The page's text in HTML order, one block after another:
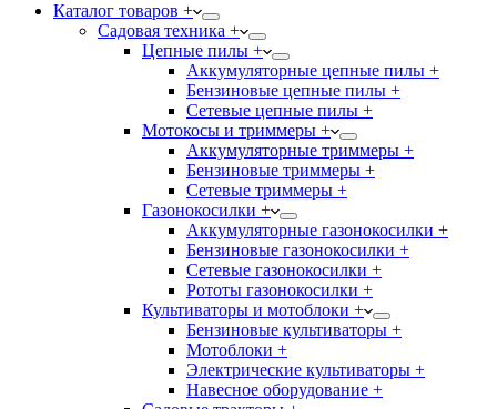
Каталог товаров +
Садовая техника +
Цепные пилы +
Аккумуляторные цепные пилы +
Бензиновые цепные пилы +
Сетевые цепные пилы +
Мотокосы и триммеры +
Аккумуляторные триммеры +
Бензиновые триммеры +
Сетевые триммеры +
Газонокосилки +
Аккумуляторные газонокосилки +
Бензиновые газонокосилки +
Сетевые газонокосилки +
Рототы газонокосилки +
Культиваторы и мотоблоки +
Бензиновые культиваторы +
Мотоблоки +
Электрические культиваторы +
Навесное оборудование +